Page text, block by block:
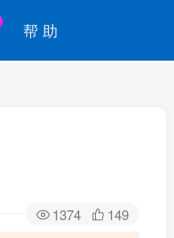
帮 助
1374 149